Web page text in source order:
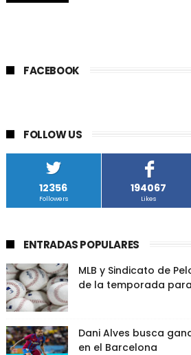
FACEBOOK
FOLLOW US
12356
Followers
194067
Likes
ENTRADAS POPULARES
MLB y Sindicato de
de la temporada
Dani Alves busca
en el Barcelona